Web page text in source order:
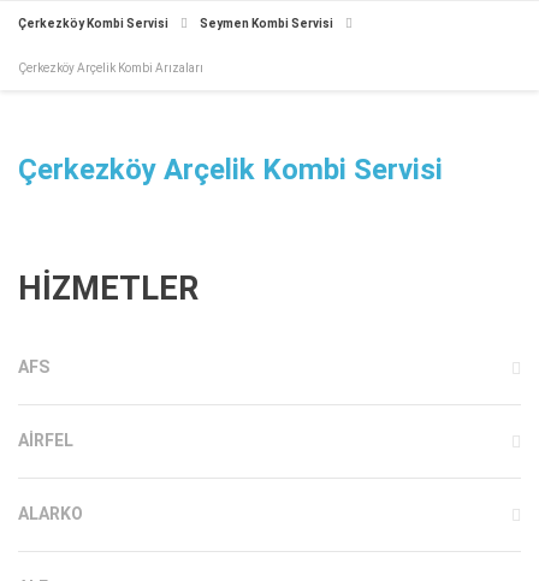
Çerkezköy Kombi Servisi Seymen Kombi Servisi
Çerkezköy Arçelik Kombi Arızaları
Çerkezköy Arçelik Kombi Servisi
HİZMETLER
AFS
AIRFEL
ALARKO